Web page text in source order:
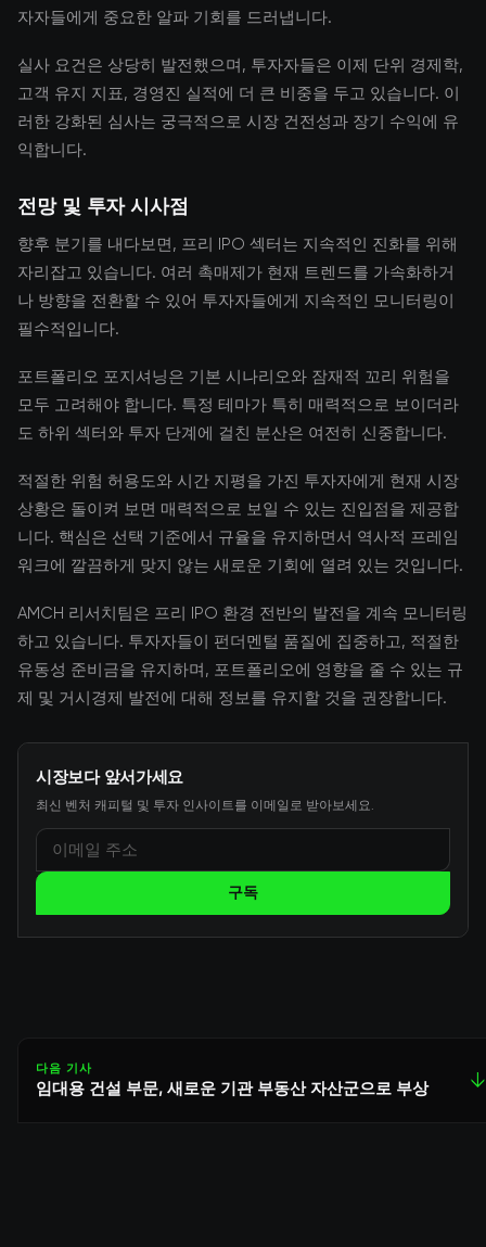
자자들에게 중요한 알파 기회를 드러냅니다.
실사 요건은 상당히 발전했으며, 투자자들은 이제 단위 경제학,
고객 유지 지표, 경영진 실적에 더 큰 비중을 두고 있습니다. 이
러한 강화된 심사는 궁극적으로 시장 건전성과 장기 수익에 유
익합니다.
전망 및 투자 시사점
향후 분기를 내다보면, 프리 IPO 섹터는 지속적인 진화를 위해
자리잡고 있습니다. 여러 촉매제가 현재 트렌드를 가속화하거
나 방향을 전환할 수 있어 투자자들에게 지속적인 모니터링이
필수적입니다.
포트폴리오 포지셔닝은 기본 시나리오와 잠재적 꼬리 위험을
모두 고려해야 합니다. 특정 테마가 특히 매력적으로 보이더라
도 하위 섹터와 투자 단계에 걸친 분산은 여전히 신중합니다.
적절한 위험 허용도와 시간 지평을 가진 투자자에게 현재 시장
상황은 돌이켜 보면 매력적으로 보일 수 있는 진입점을 제공합
니다. 핵심은 선택 기준에서 규율을 유지하면서 역사적 프레임
워크에 깔끔하게 맞지 않는 새로운 기회에 열려 있는 것입니다.
AMCH 리서치팀은 프리 IPO 환경 전반의 발전을 계속 모니터링
하고 있습니다. 투자자들이 펀더멘털 품질에 집중하고, 적절한
유동성 준비금을 유지하며, 포트폴리오에 영향을 줄 수 있는 규
제 및 거시경제 발전에 대해 정보를 유지할 것을 권장합니다.
시장보다 앞서가세요
최신 벤처 캐피털 및 투자 인사이트를 이메일로 받아보세요.
구독
다음 기사
임대용 건설 부문, 새로운 기관 부동산 자산군으로 부상 ↓